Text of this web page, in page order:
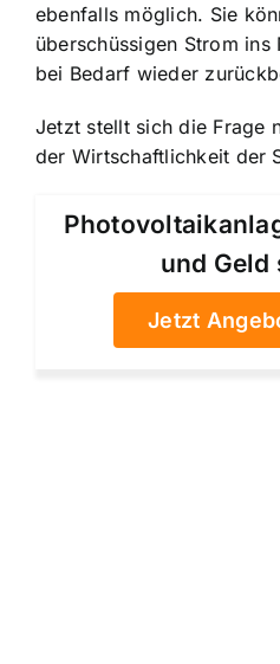
ebenfalls möglich. Sie
überschüssigen Strom ins
bei Bedarf wieder
Jetzt stellt sich die Frage
der Wirtschaftlichkeit der
und Geld
Jetzt